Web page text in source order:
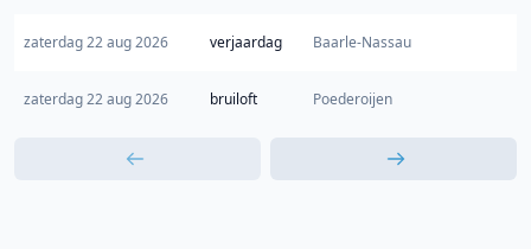
zaterdag 22 aug 2026 verjaardag Baarle-Nassau
zaterdag 22 aug 2026 bruiloft Poederoijen